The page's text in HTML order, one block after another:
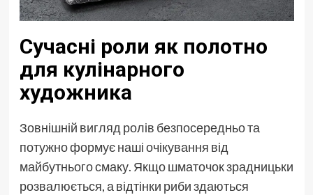
Сучасні роли як полотно
для кулінарного
художника
Зовнішній вигляд ролів безпосередньо та
потужно формує наші очікування від
майбутнього смаку. Якщо шматочок зрадницьки
розвалюється, а відтінки риби здаються